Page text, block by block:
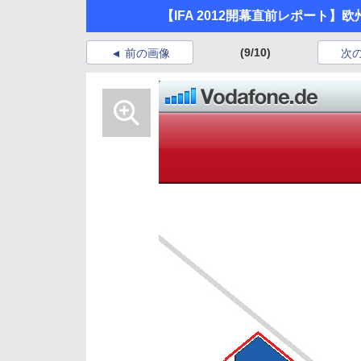
【IFA 2012開幕直前レポート】
前の画像 (9/10) 次